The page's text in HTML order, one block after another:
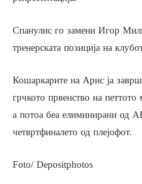
Спанулис го замени Игор
тренерската позиција на
Кошаркарите на Арис ја
грчкото првенство на петтото
а потоа беа елиминирани од
четвртфиналето од плејофот.
Foto/ Depositphotos